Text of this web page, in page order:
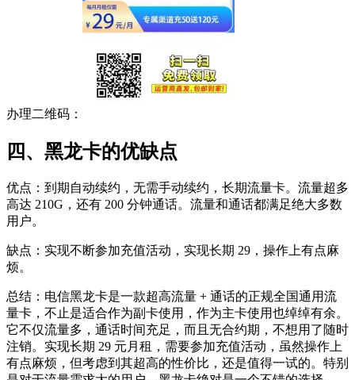
办理二维码：
四、黑龙卡的优缺点
优点：到期自动续约，无需手动续约，长期流量卡。流量超多
高达 210G，还有 200 分钟通话。流量和通话都满足绝大多数
用户。
缺点：实现不断参加充值活动，实现长期 29，操作上有点麻
烦。
总结：电信黑龙卡是一款超高流量 + 通话的正规全国通用流
量卡，不止是适合作为副卡使用，作为主卡使用也绰绰有余。
它不仅流量多，通话时间充足，而且无合约期，不想用了随时
注销。实现长期 29 元月租，需要参加充值活动，虽然操作上
有点麻烦，但考虑到其超高的性价比，还是值得一试的。特别